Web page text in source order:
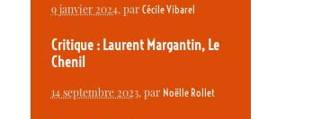
9 janvier 2024, par Cécile Vibarel
Critique : Laurent Margantin, Le
Chenil
14 septembre 2023, par Noëlle Rollet